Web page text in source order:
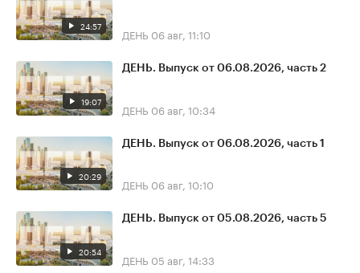
24:57 ДЕНЬ 06 авг, 11:10
19:07
ДЕНЬ. Выпуск от 06.08.2026, часть 2
ДЕНЬ 06 авг, 10:34
20:29
ДЕНЬ. Выпуск от 06.08.2026, часть 1
ДЕНЬ 06 авг, 10:10
20:54
ДЕНЬ. Выпуск от 05.08.2026, часть 5
ДЕНЬ 05 авг, 14:33